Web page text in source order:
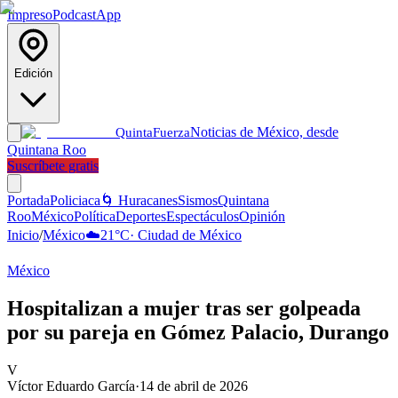
ImpresoPodcastApp
Edición
QuintaFuerzaNoticias de México, desde
Quintana Roo
Suscríbete gratis
PortadaPoliciaca 🌀 HuracanesSismosQuintana
RooMéxicoPolíticaDeportesEspectáculosOpinión
Inicio/México☁️21°C· Ciudad de México
México
Hospitalizan a mujer tras ser golpeada
por su pareja en Gómez Palacio, Durango
V
Víctor Eduardo García·14 de abril de 2026